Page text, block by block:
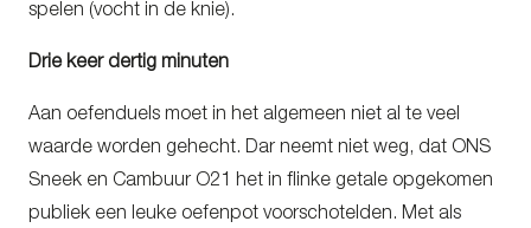
spelen (vocht in de knie).
Drie keer dertig minuten
Aan oefenduels moet in het algemeen niet al te veel
waarde worden gehecht. Dar neemt niet weg, dat ONS
Sneek en Cambuur O21 het in flinke getale opgekomen
publiek een leuke oefenpot voorschotelden. Met als